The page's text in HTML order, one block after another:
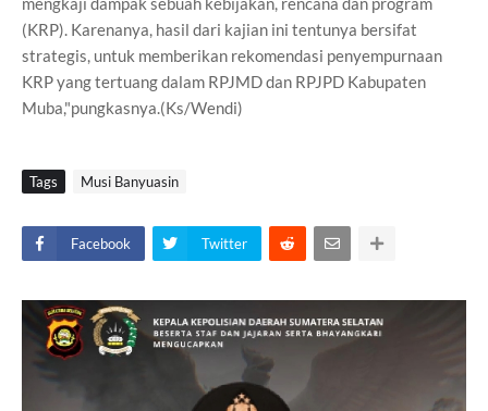
(KRP). Karenanya, hasil dari kajian ini tentunya bersifat
strategis, untuk memberikan rekomendasi penyempurnaan
KRP yang tertuang dalam RPJMD dan RPJPD Kabupaten
Muba,"pungkasnya.(Ks/Wendi)
Tags Musi Banyuasin
Facebook Twitter